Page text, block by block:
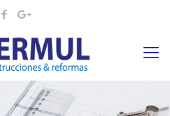
¡¡DAMOS VIDA A SUS